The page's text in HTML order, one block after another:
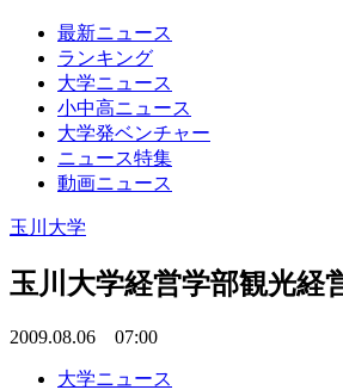
最新ニュース
ランキング
大学ニュース
小中高ニュース
大学発ベンチャー
ニュース特集
動画ニュース
玉川大学
玉川大学経営学部観光経
2009.08.06 07:00
大学ニュース